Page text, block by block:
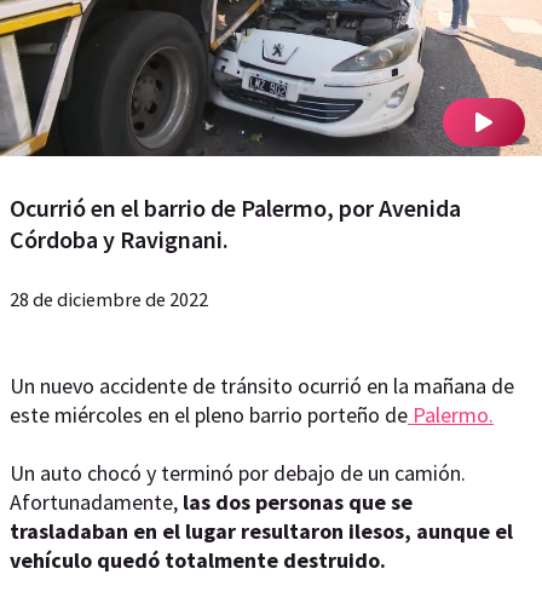
Ocurrió en el barrio de Palermo, por Avenida
Córdoba y Ravignani.
28 de diciembre de 2022
Un nuevo accidente de tránsito ocurrió en la mañana de
este miércoles en el pleno barrio porteño de Palermo.
Un auto chocó y terminó por debajo de un camión.
Afortunadamente, las dos personas que se
trasladaban en el lugar resultaron ilesos, aunque el
vehículo quedó totalmente destruido.